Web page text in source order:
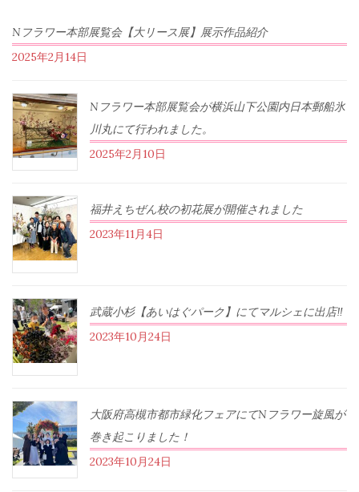
Nフラワー本部展覧会【大リース展】展示作品紹介
2025年2月14日
Nフラワー本部展覧会が横浜山下公園内日本郵船氷
川丸にて行われました。
2025年2月10日
福井えちぜん校の初花展が開催されました
2023年11月4日
武蔵小杉【あいはぐパーク】にてマルシェに出店‼︎
2023年10月24日
大阪府高槻市都市緑化フェアにてNフラワー旋風が
巻き起こりました！
2023年10月24日